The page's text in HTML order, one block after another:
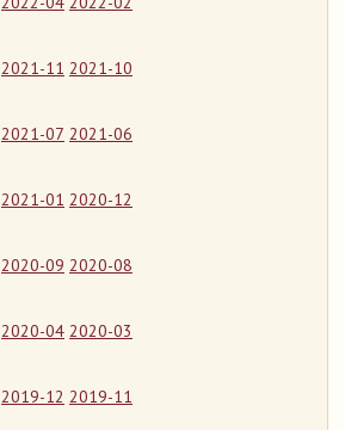
2021-11 2021-10
2021-07 2021-06
2021-01 2020-12
2020-09 2020-08
2020-04 2020-03
2019-12 2019-11